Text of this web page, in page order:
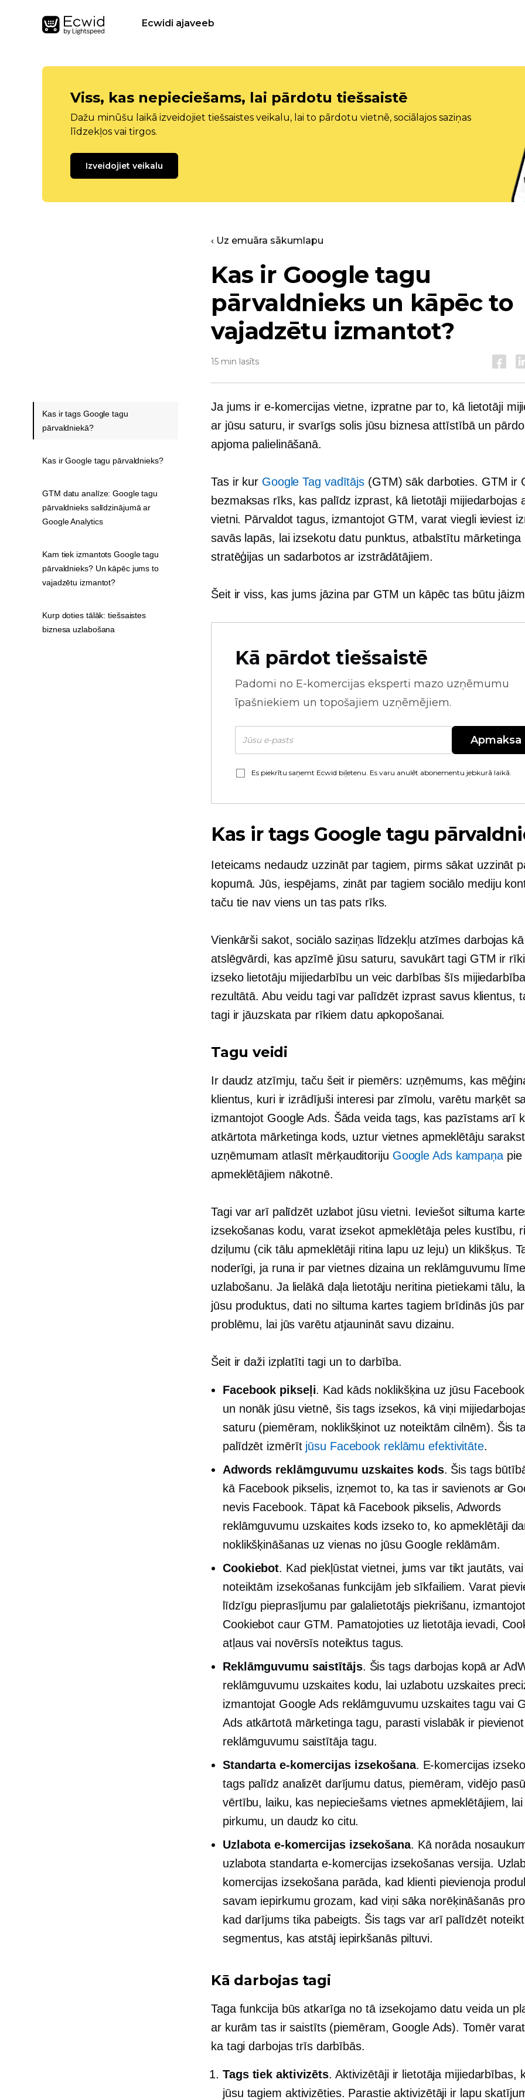
Ecwidi ajaveeb
Viss, kas nepieciešams, lai pārdotu tiešsaistē
Dažu minūšu laikā izveidojiet tiešsaistes veikalu, lai to pārdotu vietnē, sociālajos saziņas
līdzekļos vai tirgos.
Izveidojiet veikalu
‹ Uz emuāra sākumlapu
Kas ir Google tagu
pārvaldnieks un kāpēc to
vajadzētu izmantot?
15 min lasīts
Ja jums ir e-komercijas vietne, izpratne par to, kā lietotāji
ar jūsu saturu, ir svarīgs solis jūsu biznesa attīstībā un
apjoma palielināšanā.
Tas ir kur Google Tag vadītājs (GTM) sāk darboties. GTM ir
bezmaksas rīks, kas palīdz izprast, kā lietotāji mijiedarbojas
vietni. Pārvaldot tagus, izmantojot GTM, varat viegli ieviest
savās lapās, lai izsekotu datu punktus, atbalstītu mārketinga
stratēģijas un sadarbotos ar izstrādātājiem.
Šeit ir viss, kas jums jāzina par GTM un kāpēc tas būtu
Kā pārdot tiešsaistē
Padomi no E-komercijas eksperti mazo uzņēmumu
īpašniekiem un topošajiem uzņēmējiem.
Apmaksa
Es piekrītu saņemt Ecwid biļetenu. Es varu anulēt abonementu jebkurā laikā.
Kas ir tags Google tagu
Ieteicams nedaudz uzzināt par tagiem, pirms sākat uzzināt
kopumā. Jūs, iespējams, zināt par tagiem sociālo mediju
taču tie nav viens un tas pats rīks.
Vienkārši sakot, sociālo saziņas līdzekļu atzīmes darbojas kā
atslēgvārdi, kas apzīmē jūsu saturu, savukārt tagi GTM ir
izseko lietotāju mijiedarbību un veic darbības šīs
rezultātā. Abu veidu tagi var palīdzēt izprast savus klientus,
tagi ir jāuzskata par rīkiem datu apkopošanai.
Tagu veidi
Ir daudz atzīmju, taču šeit ir piemērs: uzņēmums, kas
klientus, kuri ir izrādījuši interesi par zīmolu, varētu marķēt
izmantojot Google Ads. Šāda veida tags, kas pazīstams arī
atkārtota mārketinga kods, uztur vietnes apmeklētāju
uzņēmumam atlasīt mērķauditoriju Google Ads kampaņapie
apmeklētājiem nākotnē.
Tagi var arī palīdzēt uzlabot jūsu vietni. Ieviešot siltuma
izsekošanas kodu, varat izsekot apmeklētāja peles kustību,
dziļumu (cik tālu apmeklētāji ritina lapu uz leju) un klikšķus.
noderīgi, ja runa ir par vietnes dizaina un reklāmguvumu
uzlabošanu. Ja lielākā daļa lietotāju neritina pietiekami tālu,
jūsu produktus, dati no siltuma kartes tagiem brīdinās jūs par
problēmu, lai jūs varētu atjaunināt savu dizainu.
Šeit ir daži izplatīti tagi un to darbība.
Facebook pikseļi. Kad kāds noklikšķina uz jūsu
un nonāk jūsu vietnē, šis tags izsekos, kā viņi
saturu (piemēram, noklikšķinot uz noteiktām cilnēm). Šis
palīdzēt izmērīt jūsu Facebook reklāmu efektivitāte.
Adwords reklāmguvumu uzskaites kods. Šis tags
kā Facebook pikselis, izņemot to, ka tas ir savienots ar
nevis Facebook. Tāpat kā Facebook pikselis, Adwords
reklāmguvumu uzskaites kods izseko to, ko apmeklētāji
noklikšķināšanas uz vienas no jūsu Google reklāmām.
Cookiebot. Kad piekļūstat vietnei, jums var tikt jautāts,
noteiktām izsekošanas funkcijām jeb sīkfailiem. Varat
līdzīgu pieprasījumu par galalietotājs piekrišanu, izmantojot
Cookiebot caur GTM. Pamatojoties uz lietotāja ievadi,
atļaus vai novērsīs noteiktus tagus.
Reklāmguvumu saistītājs. Šis tags darbojas kopā ar
reklāmguvumu uzskaites kodu, lai uzlabotu uzskaites
izmantojat Google Ads reklāmguvumu uzskaites tagu vai
Ads atkārtotā mārketinga tagu, parasti vislabāk ir pievienot
reklāmguvumu saistītāja tagu.
Standarta e-komercijas izsekošana. E-komercijas
tags palīdz analizēt darījumu datus, piemēram, vidējo
vērtību, laiku, kas nepieciešams vietnes apmeklētājiem, lai
pirkumu, un daudz ko citu.
Uzlabota e-komercijas izsekošana. Kā norāda
uzlabota standarta e-komercijas izsekošanas versija.
komercijas izsekošana parāda, kad klienti pievienoja
savam iepirkumu grozam, kad viņi sāka norēķināšanās
kad darījums tika pabeigts. Šis tags var arī palīdzēt
segmentus, kas atstāj iepirkšanās piltuvi.
Kā darbojas tagi
Taga funkcija būs atkarīga no tā izsekojamo datu veida un
ar kurām tas ir saistīts (piemēram, Google Ads). Tomēr
ka tagi darbojas trīs darbībās.
Tags tiek aktivizēts. Aktivizētāji ir lietotāja mijiedarbības,
jūsu tagiem aktivizēties. Parastie aktivizētāji ir lapu
Kas ir tags Google tagu
pārvaldniekā?
Kas ir Google tagu pārvaldnieks?
GTM datu analīze: Google tagu
pārvaldnieks salīdzinājumā ar
Google Analytics
Kam tiek izmantots Google tagu
pārvaldnieks? Un kāpēc jums to
vajadzētu izmantot?
Kurp doties tālāk: tiešsaistes
biznesa uzlabošana